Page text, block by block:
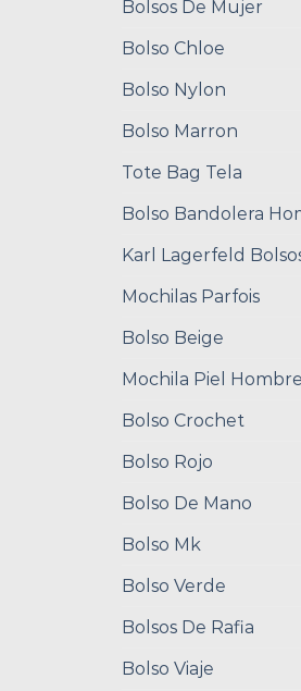
Bolsos De Mujer
Bolso Chloe
Bolso Nylon
Bolso Marron
Tote Bag Tela
Bolso Bandolera
Karl Lagerfeld
Mochilas Parfois
Bolso Beige
Mochila Piel Hombre
Bolso Crochet
Bolso Rojo
Bolso De Mano
Bolso Mk
Bolso Verde
Bolsos De Rafia
Bolso Viaje